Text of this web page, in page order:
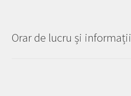
Orar de lucru și informații